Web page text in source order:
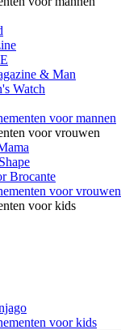
& Man
Watch
voor mannen
voor vrouwen
Brocante
voor vrouwen
voor kids
voor kids